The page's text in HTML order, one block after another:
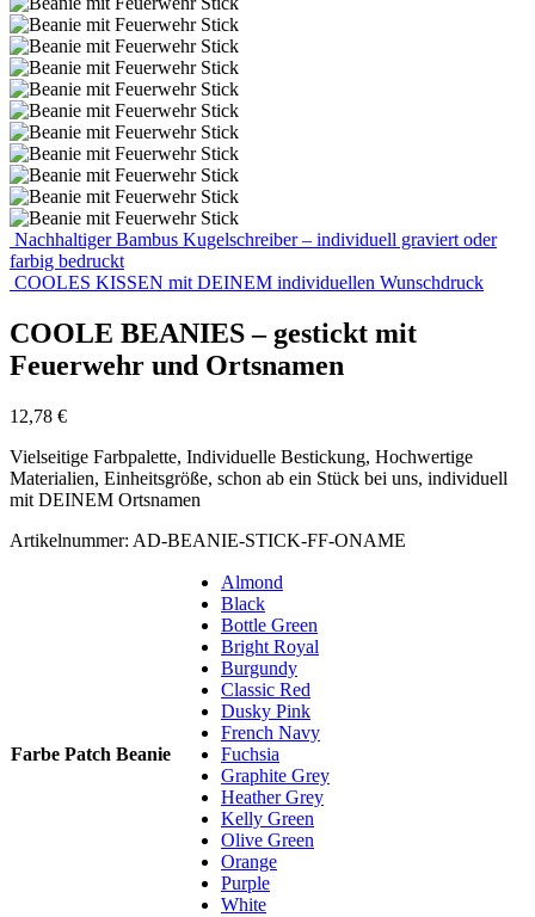
Nachhaltiger Bambus Kugelschreiber – individuell graviert oder
farbig bedruckt
COOLES KISSEN mit DEINEM individuellen Wunschdruck
COOLE BEANIES – gestickt mit
Feuerwehr und Ortsnamen
12,78 €
Vielseitige Farbpalette, Individuelle Bestickung, Hochwertige
Materialien, Einheitsgröße, schon ab ein Stück bei uns, individuell
mit DEINEM Ortsnamen
Artikelnummer: AD-BEANIE-STICK-FF-ONAME
Farbe Patch Beanie
Almond
Black
Bottle Green
Bright Royal
Burgundy
Classic Red
Dusky Pink
French Navy
Fuchsia
Graphite Grey
Heather Grey
Kelly Green
Olive Green
Orange
Purple
White